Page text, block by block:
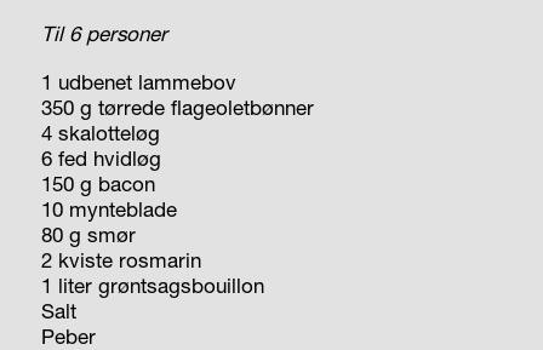
Til 6 personer
1 udbenet lammebov
350 g tørrede flageoletbønner
4 skalotteløg
6 fed hvidløg
150 g bacon
10 mynteblade
80 g smør
2 kviste rosmarin
1 liter grøntsagsbouillon
Salt
Peber